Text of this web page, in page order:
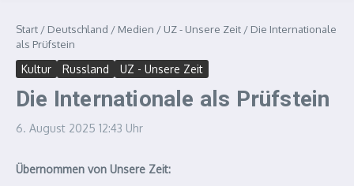
Start / Deutschland / Medien / UZ - Unsere Zeit / Die Internationale
als Prüfstein
Kultur Russland UZ - Unsere Zeit
Die Internationale als Prüfstein
6. August 2025 12:43 Uhr
Übernommen von Unsere Zeit: